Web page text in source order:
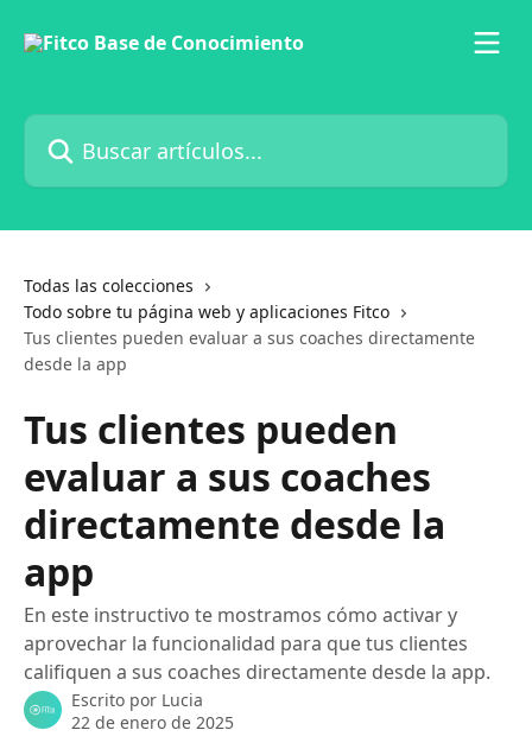
Buscar artículos...
Todas las colecciones
Todo sobre tu página web y aplicaciones Fitco
Tus clientes pueden evaluar a sus coaches directamente
desde la app
Tus clientes pueden
evaluar a sus coaches
directamente desde la
app
En este instructivo te mostramos cómo activar y
aprovechar la funcionalidad para que tus clientes
califiquen a sus coaches directamente desde la app.
Escrito por Lucia
22 de enero de 2025